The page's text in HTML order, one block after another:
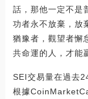
話，那他一定不是
功者永不放棄，放
猶豫者，觀望者懈
共命運的人，才能
SEI交易量在過去
根據